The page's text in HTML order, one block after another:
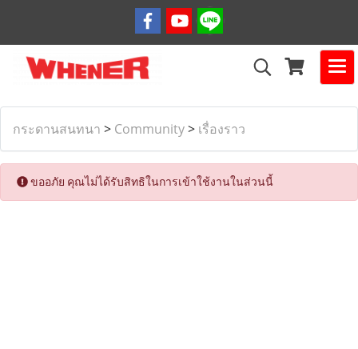
กระดานสนทนา > Community> เรื่องราว
ขออภัย คุณไม่ได้รับสิทธิในการเข้าใช้งานในส่วนนี้